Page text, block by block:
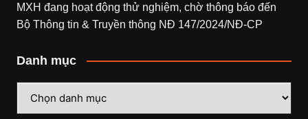
MXH đang hoạt động thử nghiệm, chờ thông báo đến
Bộ Thông tin & Truyền thông NĐ 147/2024/NĐ-CP
Danh mục
mục